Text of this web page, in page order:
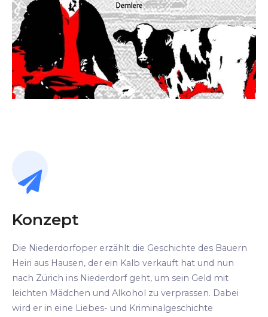
Konzept
Die Niederdorfoper erzählt die Geschichte des Bauern
Heiri aus Hausen, der ein Kalb verkauft hat und nun
nach Zürich ins Niederdorf geht, um sein Geld mit
leichten Mädchen und Alkohol zu verprassen. Dabei
wird er in eine Liebes- und Kriminalgeschichte